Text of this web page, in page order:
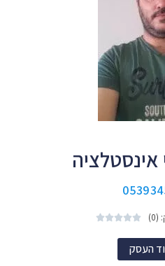
אינסטלציה





העסק